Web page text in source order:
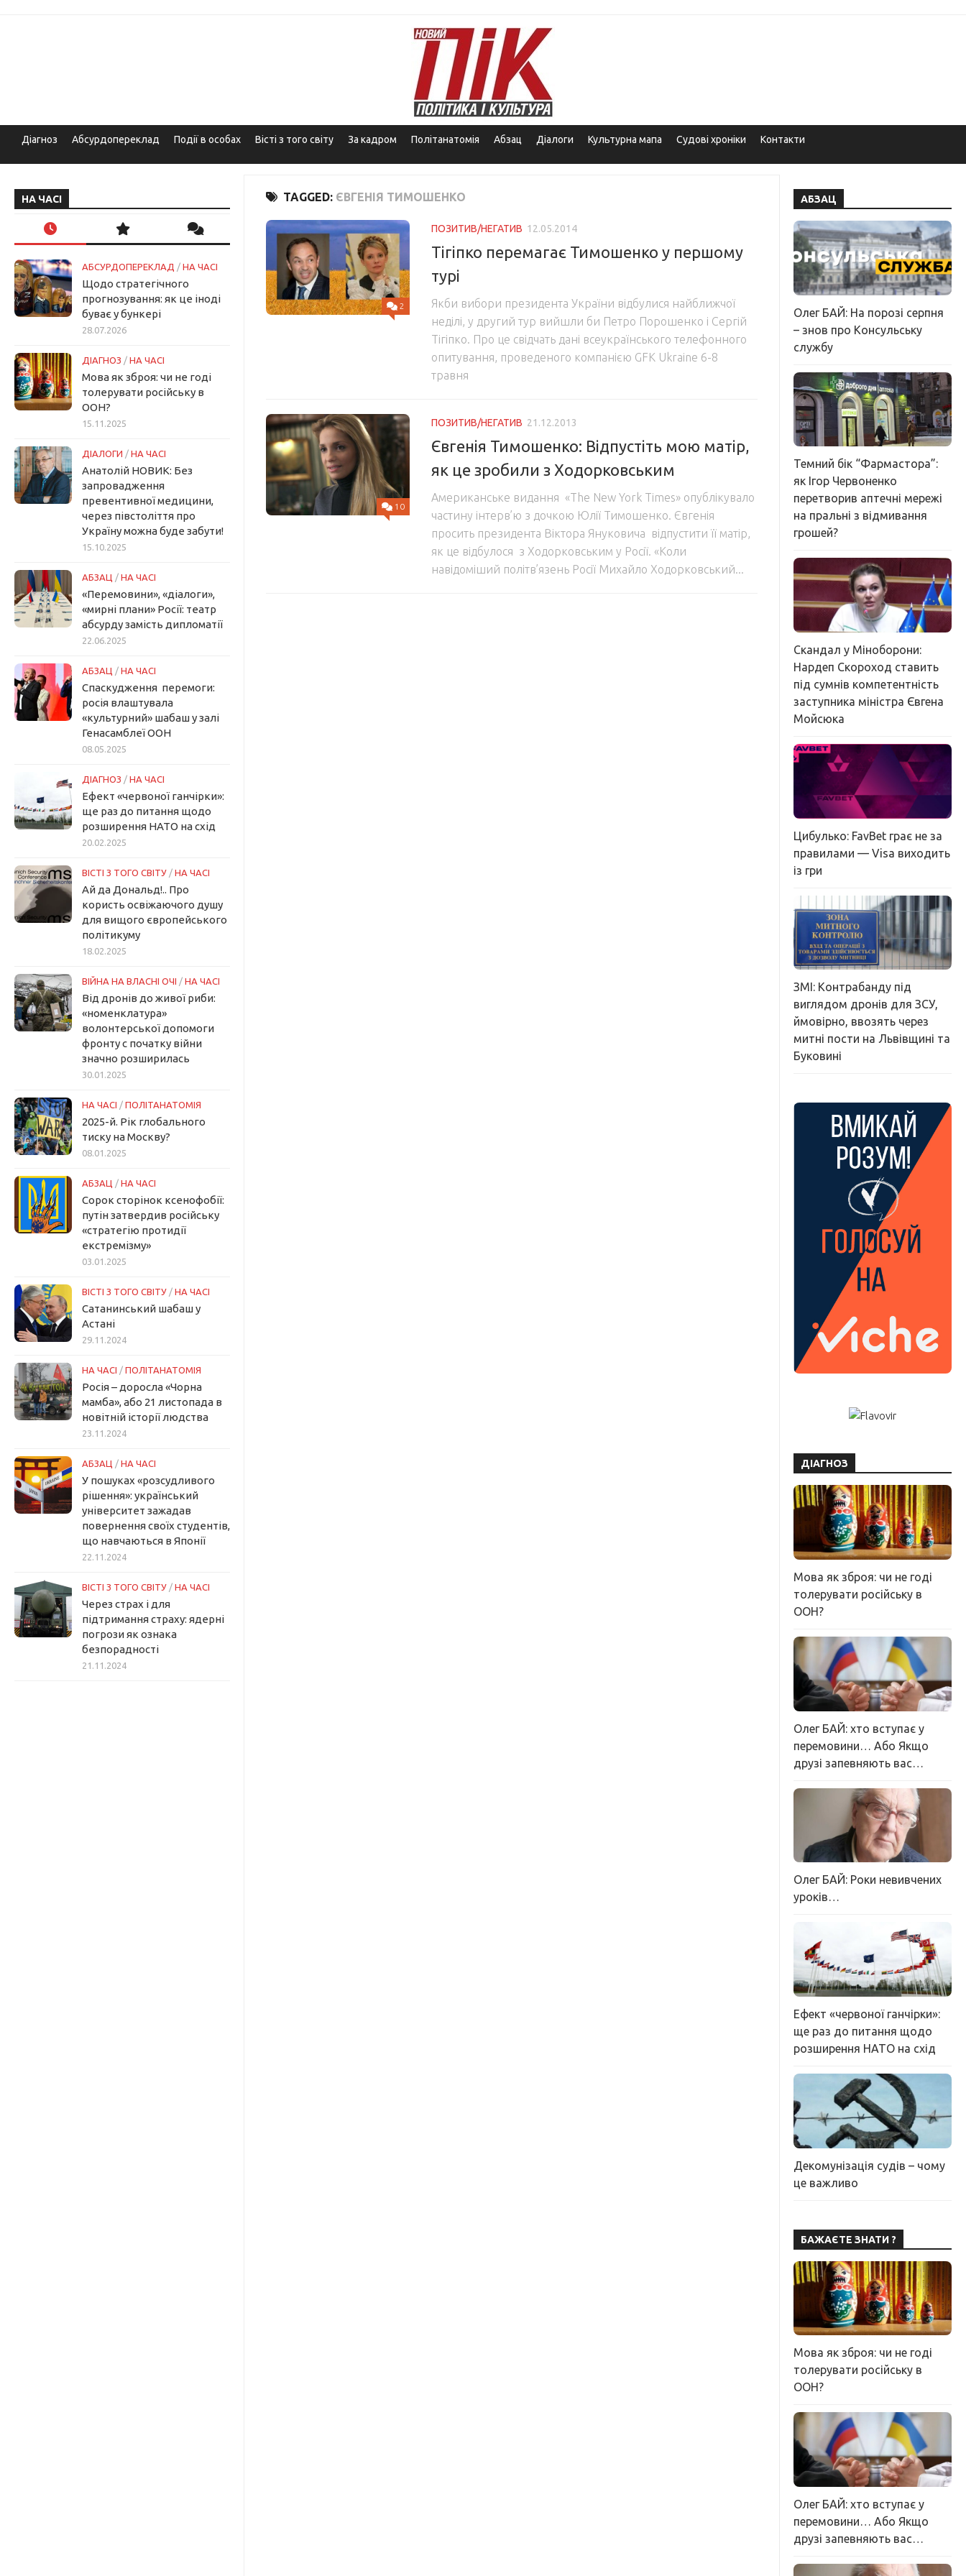
Діагноз Абсурдопереклад Події в особах Вісті з того світу За кадром Політанатомія Абзац Діалоги Культурна мапа Судові хроніки Контакти
TAGGED: ЄВГЕНІЯ ТИМОШЕНКО
2
ПОЗИТИВ/НЕГАТИВ 12.05.2014
Тігіпко перемагає Тимошенко у першому
турі
Якби вибори президента України відбулися найближчої
неділі, у другий тур вийшли би Петро Порошенко і Сергій
Тігіпко. Про це свідчать дані всеукраїнського телефонного
опитування, проведеного компанією GFK Ukraine 6-8
травня
10
ПОЗИТИВ/НЕГАТИВ 21.12.2013
Євгенія Тимошенко: Відпустіть мою матір,
як це зробили з Ходорковським
Американське видання «The New York Times» опублікувало
частину інтерв’ю з дочкою Юлії Тимошенко. Євгенія
просить президента Віктора Януковича відпустити її матір,
як це відбулося з Ходорковським у Росії. «Коли
навідоміший політв’язень Росії Михайло Ходорковський...
НА ЧАСІ
АБСУРДОПЕРЕКЛАД / НА ЧАСІ
Щодо стратегічного
прогнозування: як це іноді
буває у бункері
28.07.2026
ДІАГНОЗ / НА ЧАСІ
Мова як зброя: чи не годі
толерувати російську в
ООН?
15.11.2025
ДІАЛОГИ / НА ЧАСІ
Анатолій НОВИК: Без
запровадження
превентивної медицини,
через півстоліття про
Україну можна буде забути!
15.10.2025
АБЗАЦ / НА ЧАСІ
«Перемовини», «діалоги»,
«мирні плани» Росії: театр
абсурду замість дипломатії
22.06.2025
АБЗАЦ / НА ЧАСІ
Спаскудження перемоги:
росія влаштувала
«культурний» шабаш у залі
Генасамблеї ООН
08.05.2025
ДІАГНОЗ / НА ЧАСІ
Ефект «червоної ганчірки»:
ще раз до питання щодо
розширення НАТО на схід
20.02.2025
ВІСТІ З ТОГО СВІТУ / НА ЧАСІ
Ай да Дональд!.. Про
користь освіжаючого душу
для вищого європейського
політикуму
18.02.2025
ВІЙНА НА ВЛАСНІ ОЧІ / НА ЧАСІ
Від дронів до живої риби:
«номенклатура»
волонтерської допомоги
фронту с початку війни
значно розширилась
30.01.2025
НА ЧАСІ / ПОЛІТАНАТОМІЯ
2025-й. Рік глобального
тиску на Москву?
08.01.2025
АБЗАЦ / НА ЧАСІ
Сорок сторінок ксенофобії:
путін затвердив російську
«стратегію протидії
екстремізму»
03.01.2025
ВІСТІ З ТОГО СВІТУ / НА ЧАСІ
Сатанинський шабаш у
Астані
29.11.2024
НА ЧАСІ / ПОЛІТАНАТОМІЯ
Росія – доросла «Чорна
мамба», або 21 листопада в
новітній історії людства
23.11.2024
АБЗАЦ / НА ЧАСІ
У пошуках «розсудливого
рішення»: український
університет зажадав
повернення своїх студентів,
що навчаються в Японії
22.11.2024
ВІСТІ З ТОГО СВІТУ / НА ЧАСІ
Через страх і для
підтримання страху: ядерні
погрози як ознака
безпорадності
21.11.2024
АБЗАЦ
Олег БАЙ: На порозі серпня
– знов про Консульську
службу
Темний бік “Фармастора”:
як Ігор Червоненко
перетворив аптечні мережі
на пральні з відмивання
грошей?
Скандал у Міноборони:
Нардеп Скороход ставить
під сумнів компетентність
заступника міністра Євгена
Мойсюка
Цибулько: FavBet грає не за
правилами — Visa виходить
із гри
ЗМІ: Контрабанду під
виглядом дронів для ЗСУ,
ймовірно, ввозять через
митні пости на Львівщині та
Буковині
ДІАГНОЗ
Мова як зброя: чи не годі
толерувати російську в
ООН?
Олег БАЙ: хто вступає у
перемовини… Або Якщо
друзі запевняють вас…
Олег БАЙ: Роки невивчених
уроків…
Ефект «червоної ганчірки»:
ще раз до питання щодо
розширення НАТО на схід
Декомунізація судів – чому
це важливо
БАЖАЄТЕ ЗНАТИ ?
Мова як зброя: чи не годі
толерувати російську в
ООН?
Олег БАЙ: хто вступає у
перемовини… Або Якщо
друзі запевняють вас…